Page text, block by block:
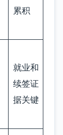
累积
就业和
续签证
据关键